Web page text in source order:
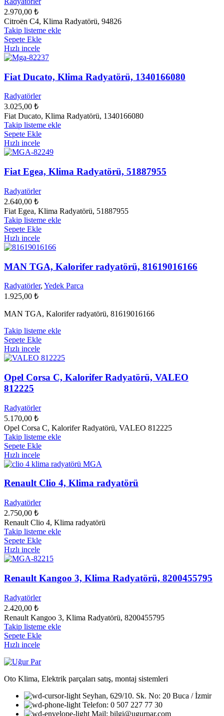
2.970,00 ₺
Citroën C4, Klima Radyatörü, 94826
Takip listeme ekle
Sepete Ekle
Hızlı incele
Fiat Ducato, Klima Radyatörü, 1340166080
Radyatörler
3.025,00 ₺
Fiat Ducato, Klima Radyatörü, 1340166080
Takip listeme ekle
Sepete Ekle
Hızlı incele
Fiat Egea, Klima Radyatörü, 51887955
Radyatörler
2.640,00 ₺
Fiat Egea, Klima Radyatörü, 51887955
Takip listeme ekle
Sepete Ekle
Hızlı incele
MAN TGA, Kalorifer radyatörü, 81619016166
Radyatörler, Yedek Parca
1.925,00 ₺
MAN TGA, Kalorifer radyatörü, 81619016166
Takip listeme ekle
Sepete Ekle
Hızlı incele
Opel Corsa C, Kalorifer Radyatörü, VALEO
812225
Radyatörler
5.170,00 ₺
Opel Corsa C, Kalorifer Radyatörü, VALEO 812225
Takip listeme ekle
Sepete Ekle
Hızlı incele
Renault Clio 4, Klima radyatörü
Radyatörler
2.750,00 ₺
Renault Clio 4, Klima radyatörü
Takip listeme ekle
Sepete Ekle
Hızlı incele
Renault Kangoo 3, Klima Radyatörü, 8200455795
Radyatörler
2.420,00 ₺
Renault Kangoo 3, Klima Radyatörü, 8200455795
Takip listeme ekle
Sepete Ekle
Hızlı incele
Oto Klima, Elektrik parçaları satış, montaj sistemleri
Seyhan, 629/10. Sk. No: 20 Buca / İzmir
Telefon: 0 507 227 77 30
Mail: bilgi@ugurpar.com